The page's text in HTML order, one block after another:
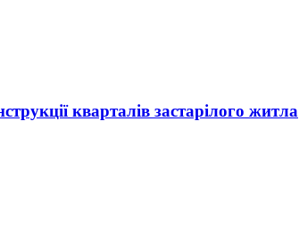
кварталів застарілого житла